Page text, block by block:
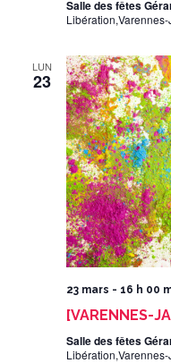
Salle des fêtes
Libération,Varennes-
LUN
23
23 mars - 16 h 00
[VARENNES-
Salle des fêtes
Libération,Varennes-